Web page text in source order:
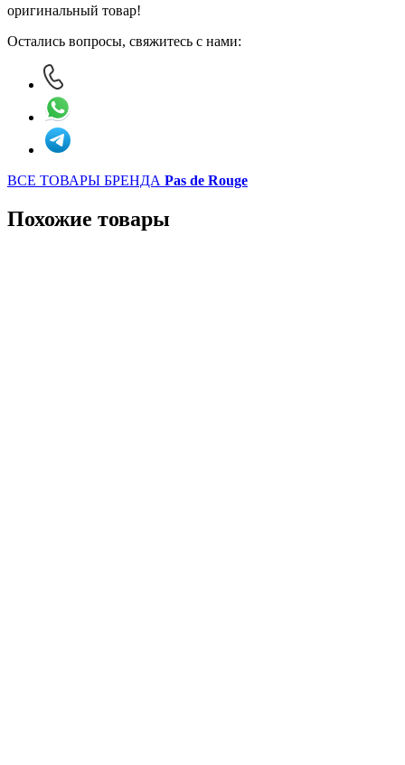
оригинальный товар!
Остались вопросы, свяжитесь с нами:
ВСЕ ТОВАРЫ БРЕНДА Pas de Rouge
Похожие товары